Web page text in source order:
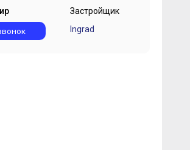
Застройщик
Ingrad